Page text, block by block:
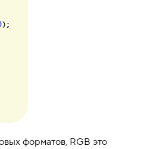
);
форматов, RGB это